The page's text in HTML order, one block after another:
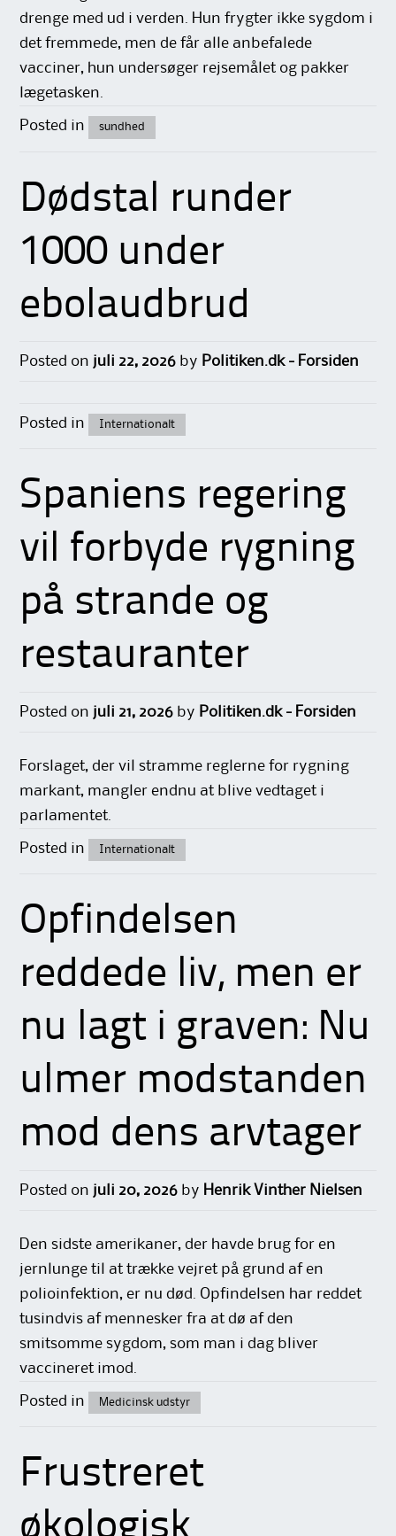
drenge med ud i verden. Hun frygter ikke sygdom i
det fremmede, men de får alle anbefalede
vacciner, hun undersøger rejsemålet og pakker
lægetasken.
Posted in sundhed
Dødstal runder
1000 under
ebolaudbrud
Posted on juli 22, 2026 by Politiken.dk - Forsiden
Posted in Internationalt
Spaniens regering
vil forbyde rygning
på strande og
restauranter
Posted on juli 21, 2026 by Politiken.dk - Forsiden
Forslaget, der vil stramme reglerne for rygning
markant, mangler endnu at blive vedtaget i
parlamentet.
Posted in Internationalt
Opfindelsen
reddede liv, men er
nu lagt i graven: Nu
ulmer modstanden
mod dens arvtager
Posted on juli 20, 2026 by Henrik Vinther Nielsen
Den sidste amerikaner, der havde brug for en
jernlunge til at trække vejret på grund af en
polioinfektion, er nu død. Opfindelsen har reddet
tusindvis af mennesker fra at dø af den
smitsomme sygdom, som man i dag bliver
vaccineret imod.
Posted in Medicinsk udstyr
Frustreret